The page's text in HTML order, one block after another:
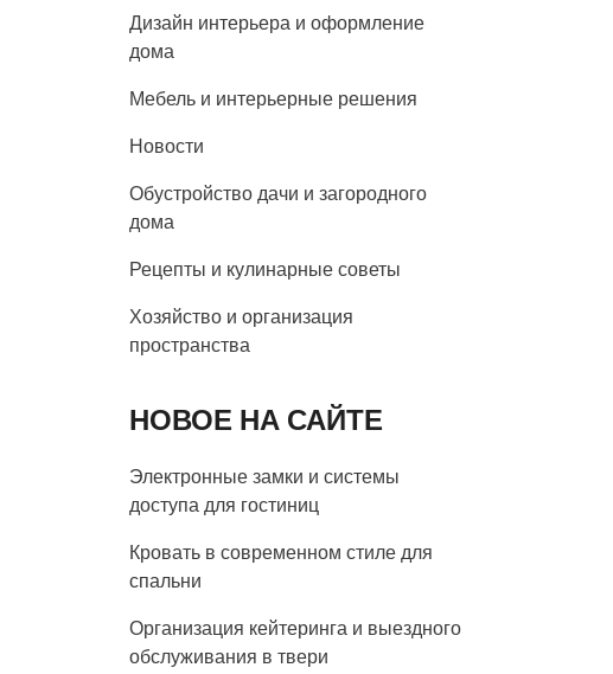
Дизайн интерьера и оформление
дома
Мебель и интерьерные решения
Новости
Обустройство дачи и загородного
дома
Рецепты и кулинарные советы
Хозяйство и организация
пространства
НОВОЕ НА САЙТЕ
Электронные замки и системы
доступа для гостиниц
Кровать в современном стиле для
спальни
Организация кейтеринга и выездного
обслуживания в твери